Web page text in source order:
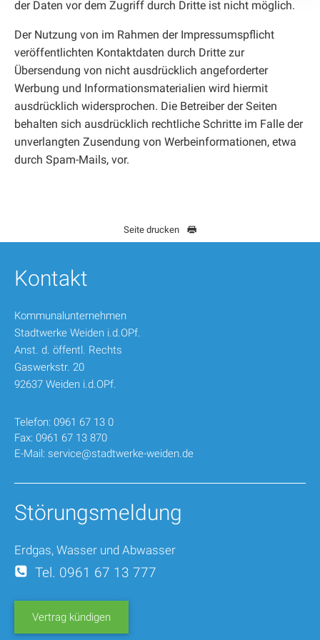
personalisieren, Funktionen für soziale Medien anbieten
zu können und die Zugriffe auf unsere Website zu
analysieren. Außerdem geben wir Informationen zu Ihrer
Verwendung unserer Website an unsere Partner für
soziale Medien, Werbung und Analysen weiter. Unsere
Partner führen diese Informationen möglicherweise mit
weiteren Daten zusammen, die Sie ihnen bereitgestellt
haben oder die sie im Rahmen Ihrer Nutzung der Dienste
der Daten vor dem Zugriff durch Dritte ist nicht möglich.
Der Nutzung von im Rahmen der Impressumspflicht
veröffentlichten Kontaktdaten durch Dritte zur
Übersendung von nicht ausdrücklich angeforderter
Werbung und Informationsmaterialien wird hiermit
ausdrücklich widersprochen. Die Betreiber der Seiten
behalten sich ausdrücklich rechtliche Schritte im Falle der
unverlangten Zusendung von Werbeinformationen, etwa
durch Spam-Mails, vor.
Seite drucken
Kontakt
Kommunalunternehmen
Stadtwerke Weiden i.d.OPf.
Anst. d. öffentl. Rechts
Gaswerkstr. 20
92637 Weiden i.d.OPf.
Telefon: 0961 67 13 0
Fax: 0961 67 13 870
E-Mail: service@stadtwerke-weiden.de
Störungsmeldung
Erdgas, Wasser und Abwasser
Tel. 0961 67 13 777
Vertrag kündigen